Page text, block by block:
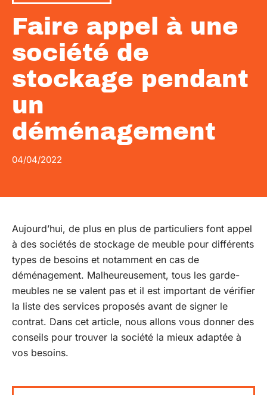
Faire appel à une
société de
stockage pendant
un
déménagement
04/04/2022
Aujourd’hui, de plus en plus de particuliers font appel
à des sociétés de stockage de meuble pour différents
types de besoins et notamment en cas de
déménagement. Malheureusement, tous les garde-
meubles ne se valent pas et il est important de vérifier
la liste des services proposés avant de signer le
contrat. Dans cet article, nous allons vous donner des
conseils pour trouver la société la mieux adaptée à
vos besoins.